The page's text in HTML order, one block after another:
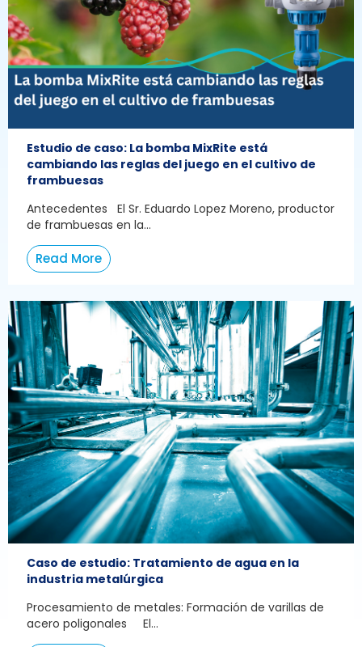
Estudio de caso: La bomba MixRite está
cambiando las reglas del juego en el cultivo de
frambuesas
Antecedentes El Sr. Eduardo Lopez Moreno, productor
de frambuesas en la...
Read More
Caso de estudio: Tratamiento de agua en la
industria metalúrgica
Procesamiento de metales: Formación de varillas de
acero poligonales El...